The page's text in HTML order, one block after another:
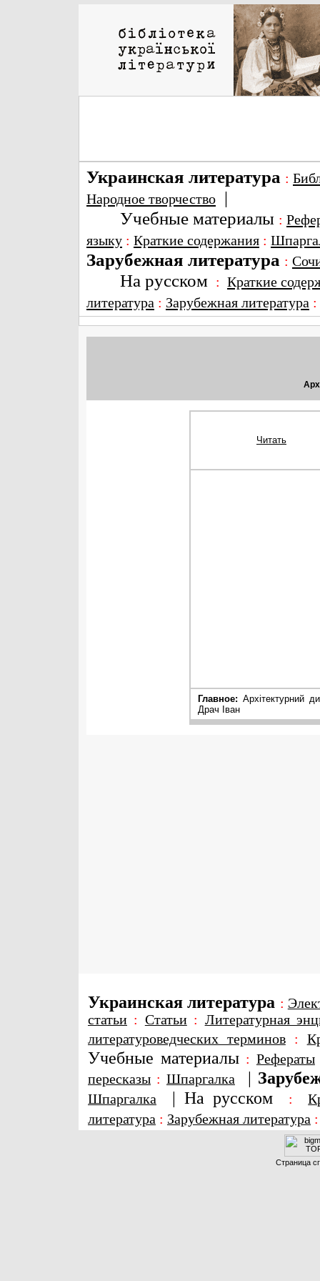
Украинская литература :
Народное творчество |
Учебные материалы :
языку : Краткие содержания :
Зарубежная литература :
На русском : Краткие
литература : Зарубежная литература
Читать
Главное: Архітектурний
Драч Іван
Украинская литература :
статьи : Статьи: Литературная
литературоведческих терминов:
Учебные материалы : Рефераты
пересказы : Шпаргалка |
Шпаргалка | На русском :
литература : Зарубежная литература
Страница